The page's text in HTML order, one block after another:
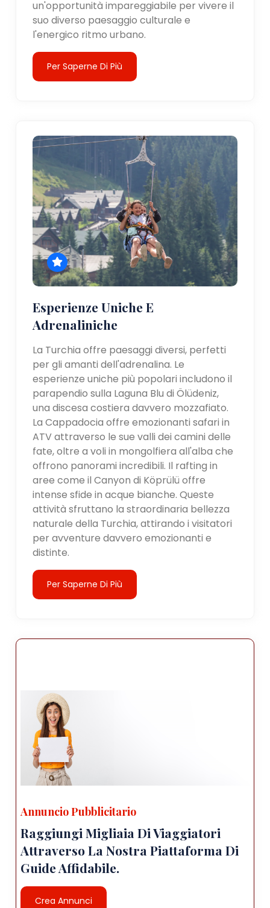
un'opportunità impareggiabile per vivere il
suo diverso paesaggio culturale e
l'energico ritmo urbano.
Per Saperne Di Più
Esperienze Uniche E
Adrenaliniche
La Turchia offre paesaggi diversi, perfetti
per gli amanti dell'adrenalina. Le
esperienze uniche più popolari includono il
parapendio sulla Laguna Blu di Ölüdeniz,
una discesa costiera davvero mozzafiato.
La Cappadocia offre emozionanti safari in
ATV attraverso le sue valli dei camini delle
fate, oltre a voli in mongolfiera all'alba che
offrono panorami incredibili. Il rafting in
aree come il Canyon di Köprülü offre
intense sfide in acque bianche. Queste
attività sfruttano la straordinaria bellezza
naturale della Turchia, attirando i visitatori
per avventure davvero emozionanti e
distinte.
Per Saperne Di Più
Annuncio Pubblicitario
Raggiungi Migliaia Di Viaggiatori
Attraverso La Nostra Piattaforma Di
Guide Affidabile.
Crea Annunci